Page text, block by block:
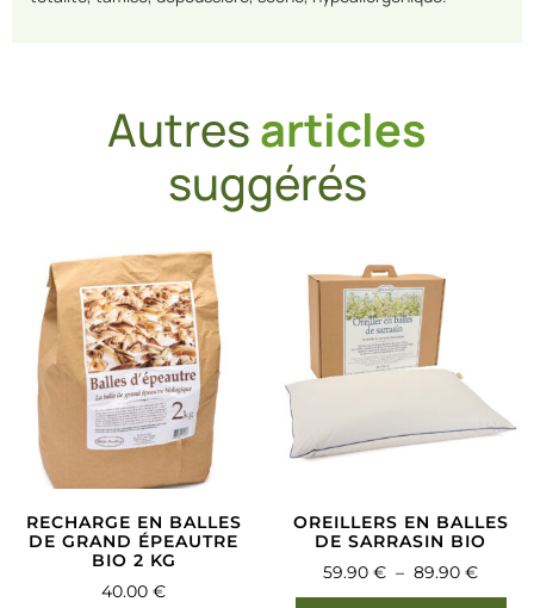
Autresarticles
suggérés
RECHARGE EN BALLES
DE GRAND ÉPEAUTRE
BIO 2 KG
40.00 €
OREILLERS EN BALLES
DE SARRASIN BIO
59.90 € – 89.90 €